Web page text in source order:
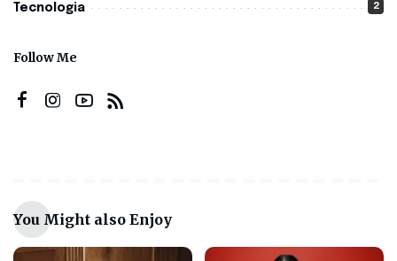
Tecnologia 2
Follow Me
You Might also Enjoy